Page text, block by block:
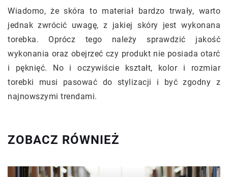
Wiadomo, że skóra to materiał bardzo trwały, warto
jednak zwrócić uwagę, z jakiej skóry jest wykonana
torebka. Oprócz tego należy sprawdzić jakość
wykonania oraz obejrzeć czy produkt nie posiada otarć
i pęknięć. No i oczywiście kształt, kolor i rozmiar
torebki musi pasować do stylizacji i być zgodny z
najnowszymi trendami.
ZOBACZ RÓWNIEŻ